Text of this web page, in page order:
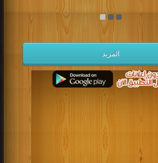
كتب 1936
كتب 1935
كتب 1933 كتب 1932
كتب 1931
كتب 1929 كتب 1928
كتب 1927
كتب 1925 كتب 1924
كتب 1923
كتب 1921 كتب 1920
كتب 1919
كتب 1916
كتب 1915
كتب 1912
كتب 1911
كتب 1908
كتب 1907
كتب 1905 كتب 1904
المزيد